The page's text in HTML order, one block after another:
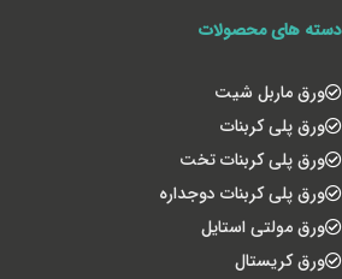
دسته های محصولات
ورق ماربل شیت
ورق پلی کربنات
ورق پلی کربنات تخت
ورق پلی کربنات دوجداره
ورق مولتی استایل
ورق کریستال